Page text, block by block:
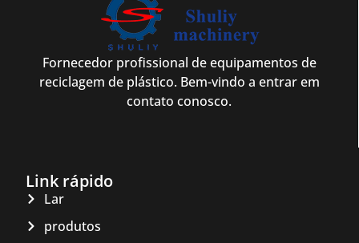
Fornecedor profissional de equipamentos de
reciclagem de plástico. Bem-vindo a entrar em
contato conosco.
Link rápido
Lar
produtos